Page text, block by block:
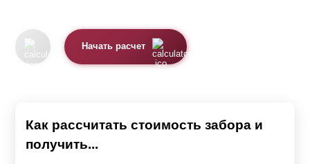
Начать расчет
Как рассчитать стоимость забора и
получить...